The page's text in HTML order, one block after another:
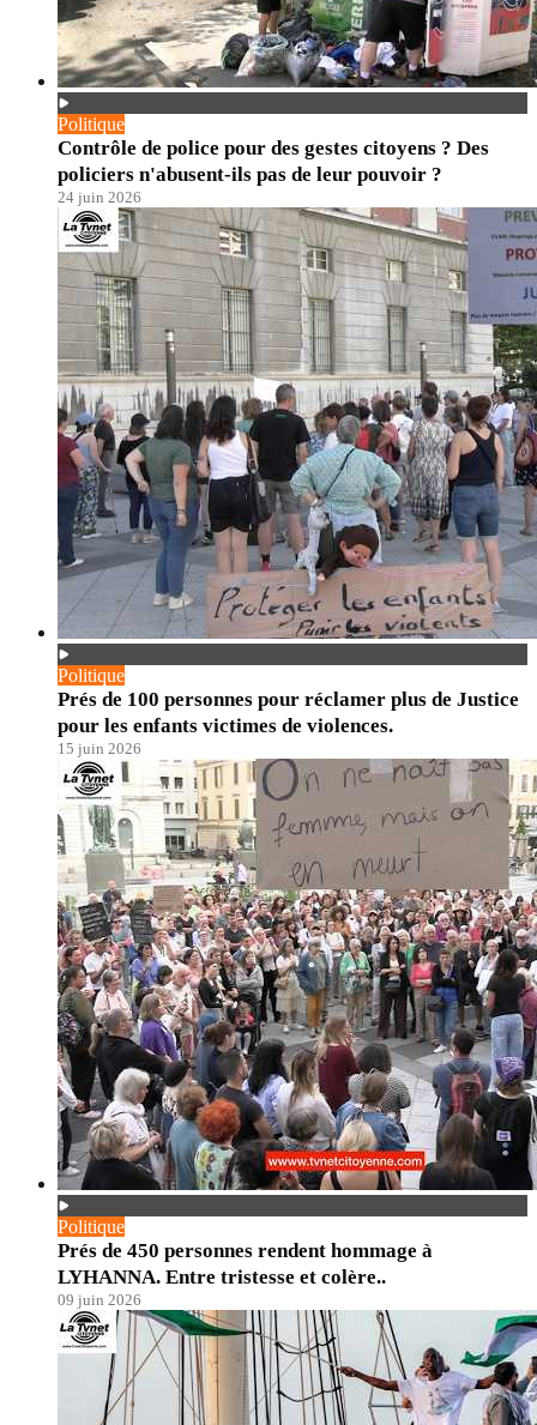
Politique
Contrôle de police pour des gestes citoyens ? Des
policiers n'abusent-ils pas de leur pouvoir ?
24 juin 2026
Politique
Prés de 100 personnes pour réclamer plus de Justice
pour les enfants victimes de violences.
15 juin 2026
Politique
Prés de 450 personnes rendent hommage à
LYHANNA. Entre tristesse et colère..
09 juin 2026